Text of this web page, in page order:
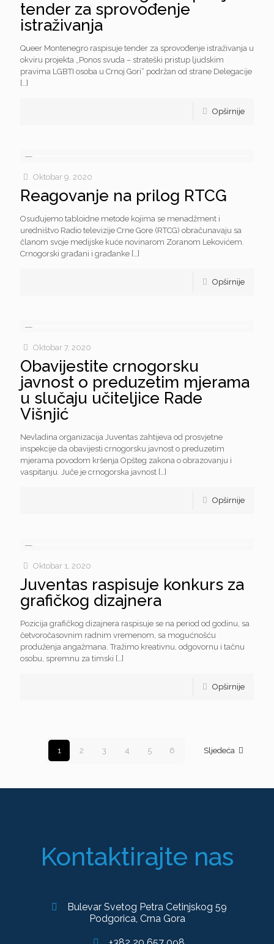
tender za sprovođenje
istraživanja
Queer Montenegro raspisuje tender za sprovođenje istraživanja u
okviru projekta „Ponos svuda – strateški pristup ljudskim
pravima LGBTI osoba u Crnoj Gori“ podržan od strane Delegacije
[…]
Opširnije
Oktobar 9, 2020
Reagovanje na prilog RTCG
Osuđujemo tabloidne metode kojima se menadžment i
uredništvo Radio televizije Crne Gore (RTCG) obračunavaju sa
članom svoje medijske kuće novinarom Zoranom Lekovićem.
Crnogorski građani i građanke […]
Opširnije
Oktobar 7, 2020
Obavijestite crnogorsku
javnost o preduzetim mjerama
u slučaju učiteljice Rade
Višnjić
Nevladina organizacija Juventas zahtijeva od prosvjetne
inspekcije da obavijesti crnogorsku javnost o preduzetim
mjerama povodom kršenja Opšteg zakona o obrazovanju i
vaspitanju. Juče je crnogorska javnost […]
Opširnije
Oktobar 1, 2020
Juventas raspisuje konkurs za
grafičkog dizajnera
Pozicija grafičkog dizajnera raspisuje se na period od godinu, sa
četvoročasovnim radnim vremenom, sa mogućnošću
produženja angažmana. Tražimo kreativnu, odgovornu i tačnu
osobu, spremnu za timski […]
Opširnije
1 2 3 4 5 6 Sljedeća
Kontaktirajte nas
Bulevar Svetog Petra Cetinjskog 59
Podgorica, Crna Gora